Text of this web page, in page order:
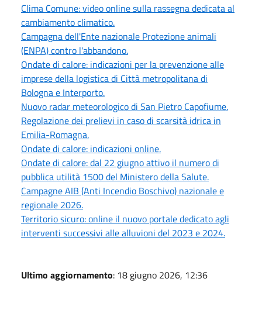
Clima Comune: video online sulla rassegna dedicata al
cambiamento climatico.
Campagna dell'Ente nazionale Protezione animali
(ENPA) contro l'abbandono.
Ondate di calore: indicazioni per la prevenzione alle
imprese della logistica di Città metropolitana di
Bologna e Interporto.
Nuovo radar meteorologico di San Pietro Capofiume.
Regolazione dei prelievi in caso di scarsità idrica in
Emilia-Romagna.
Ondate di calore: indicazioni online.
Ondate di calore: dal 22 giugno attivo il numero di
pubblica utilità 1500 del Ministero della Salute.
Campagne AIB (Anti Incendio Boschivo) nazionale e
regionale 2026.
Territorio sicuro: online il nuovo portale dedicato agli
interventi successivi alle alluvioni del 2023 e 2024.
Ultimo aggiornamento: 18 giugno 2026, 12:36